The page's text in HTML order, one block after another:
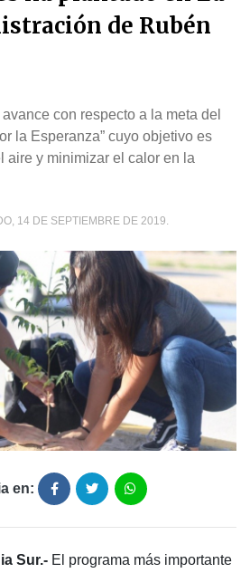
de Rubén
con respecto a la meta del
la Esperanza” cuyo objetivo es
aire y minimizar el calor en la
14 DE SEPTIEMBRE DE 2019.
en:
Sur.- El programa más importante